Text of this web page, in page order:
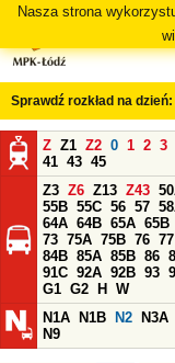
Nasza strona
Sprawdź rozkład na dzień:
Z Z1 Z2 0 1 2 3
41 43 45
Z3 Z6 Z13 Z43
55B 55C 56 57
64A 64B 65A 65B
73 75A 75B 76 77
84B 85A 85B 86
91C 92A 92B 93
G1 G2 H
W
N1A
N1B N2 N3A
N9